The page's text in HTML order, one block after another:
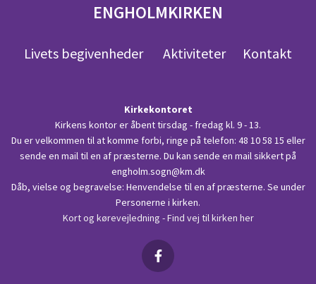
ENGHOLMKIRKEN
Livets begivenheder Aktiviteter Kontakt
Kirkekontoret
Kirkens kontor er åbent tirsdag - fredag kl. 9 - 13.
Du er velkommen til at komme forbi, ringe på telefon: 48 10 58 15 eller
sende en mail til en af præsterne. Du kan sende en mail sikkert på
engholm.sogn@km.dk
Dåb, vielse og begravelse: Henvendelse til en af præsterne. Se under
Personerne i kirken.
Kort og kørevejledning - Find vej til kirken her